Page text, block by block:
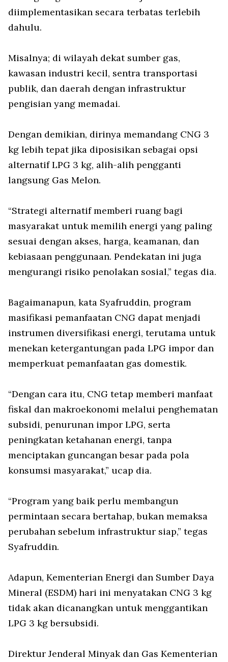
diimplementasikan secara terbatas terlebih
dahulu.
Misalnya; di wilayah dekat sumber gas,
kawasan industri kecil, sentra transportasi
publik, dan daerah dengan infrastruktur
pengisian yang memadai.
Dengan demikian, dirinya memandang CNG 3
kg lebih tepat jika diposisikan sebagai opsi
alternatif LPG 3 kg, alih-alih pengganti
langsung Gas Melon.
“Strategi alternatif memberi ruang bagi
masyarakat untuk memilih energi yang paling
sesuai dengan akses, harga, keamanan, dan
kebiasaan penggunaan. Pendekatan ini juga
mengurangi risiko penolakan sosial,” tegas dia.
Bagaimanapun, kata Syafruddin, program
masifikasi pemanfaatan CNG dapat menjadi
instrumen diversifikasi energi, terutama untuk
menekan ketergantungan pada LPG impor dan
memperkuat pemanfaatan gas domestik.
“Dengan cara itu, CNG tetap memberi manfaat
fiskal dan makroekonomi melalui penghematan
subsidi, penurunan impor LPG, serta
peningkatan ketahanan energi, tanpa
menciptakan guncangan besar pada pola
konsumsi masyarakat,” ucap dia.
“Program yang baik perlu membangun
permintaan secara bertahap, bukan memaksa
perubahan sebelum infrastruktur siap,” tegas
Syafruddin.
Adapun, Kementerian Energi dan Sumber Daya
Mineral (ESDM) hari ini menyatakan CNG 3 kg
tidak akan dicanangkan untuk menggantikan
LPG 3 kg bersubsidi.
Direktur Jenderal Minyak dan Gas Kementerian